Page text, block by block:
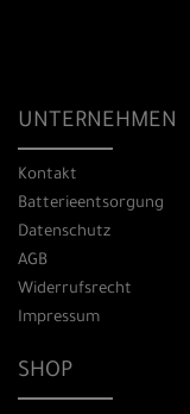
UNTERNEHMEN
Kontakt
Batterieentsorgung
Datenschutz
AGB
Widerrufsrecht
Impressum
SHOP